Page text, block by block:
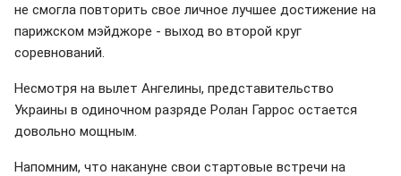
не смогла повторить свое личное лучшее достижение на
парижском мэйджоре - выход во второй круг
соревнований.
Несмотря на вылет Ангелины, представительство
Украины в одиночном разряде Ролан Гаррос остается
довольно мощным.
Напомним, что накануне свои стартовые встречи на